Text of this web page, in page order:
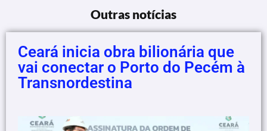
Outras notícias
Ceará inicia obra bilionária que
vai conectar o Porto do Pecém à
Transnordestina